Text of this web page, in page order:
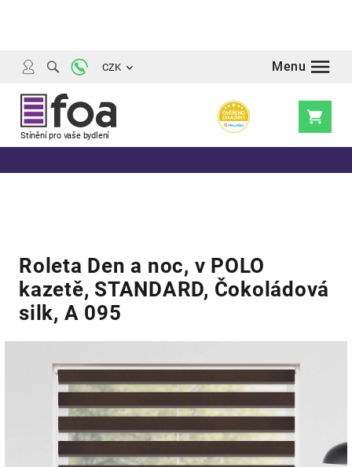
CZK
Nákupní
Roleta Den a noc, v POLO
kazetě, STANDARD, Čokoládová
silk, A 095